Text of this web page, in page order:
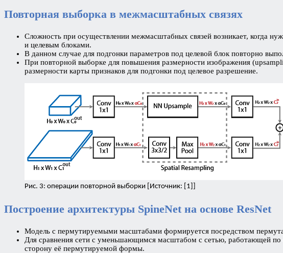
Повторная выборка в межмасштабных связях
Сложность при осуществлении межмасштабных связей возникает, когда
и целевым блоками.
В данном случае для подгонки параметров под целевой блок повторно
При повторной выборке для повышения размерности изображения
размерности карты признаков для подгонки под целевое разрешение.
Рис. 3: операции повторной выборки [Источник: [1]]
Построение архитектуры SpineNet на основе ResNet
Модель с пермутируемыми масштабами формируется посредством
Для сравнения сети с уменьшающимся масштабом с сетью, работающей
сторону её пермутируемой формы.